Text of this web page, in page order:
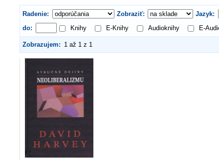
Radenie: Zobraziť:
Jazyk:
do:
Knihy E-Knihy Audioknihy E-
Zobrazujem: 1 až 1 z 1